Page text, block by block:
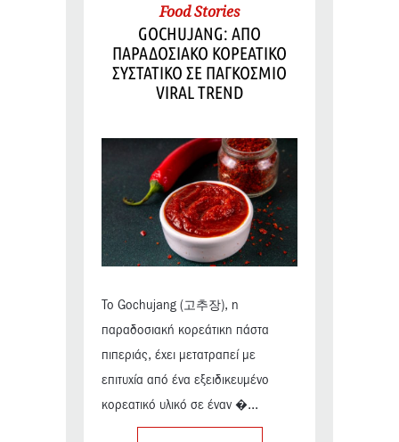
Food Stories
GOCHUJANG: ΑΠΟ
ΠΑΡΑΔΟΣΙΑΚΟ ΚΟΡΕΑΤΙΚΟ
ΣΥΣΤΑΤΙΚΟ ΣΕ ΠΑΓΚΟΣΜΙΟ
VIRAL TREND
Το Gochujang (고추장), η
παραδοσιακή κορεάτικη πάστα
πιπεριάς, έχει μετατραπεί με
επιτυχία από ένα εξειδικευμένο
κορεατικό υλικό σε έναν �...